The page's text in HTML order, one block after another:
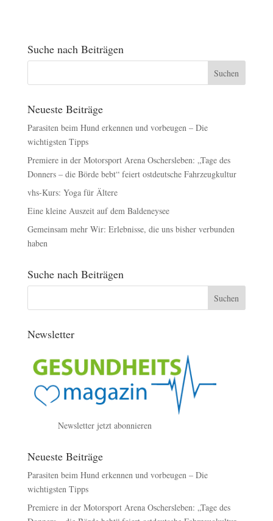
Suche nach Beiträgen
Neueste Beiträge
Parasiten beim Hund erkennen und vorbeugen – Die
wichtigsten Tipps
Premiere in der Motorsport Arena Oschersleben: „Tage des
Donners – die Börde bebt“ feiert ostdeutsche Fahrzeugkultur
vhs-Kurs: Yoga für Ältere
Eine kleine Auszeit auf dem Baldeneysee
Gemeinsam mehr Wir: Erlebnisse, die uns bisher verbunden
haben
Suche nach Beiträgen
Newsletter
Newsletter jetzt abonnieren
Neueste Beiträge
Parasiten beim Hund erkennen und vorbeugen – Die
wichtigsten Tipps
Premiere in der Motorsport Arena Oschersleben: „Tage des